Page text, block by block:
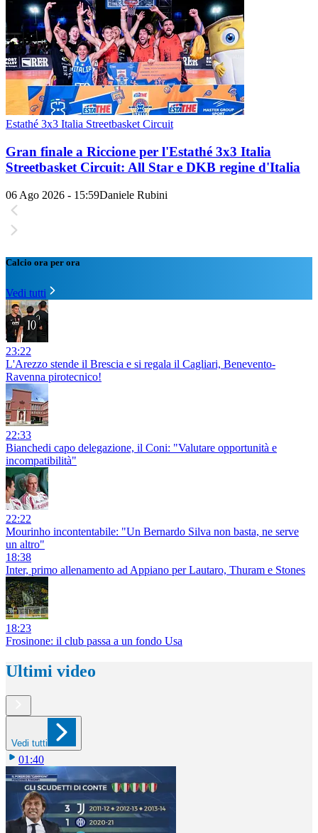
Estathé 3x3 Italia Streetbasket Circuit
Gran finale a Riccione per l'Estathé 3x3 Italia
Streetbasket Circuit: All Star e DKB regine d'Italia
06 Ago 2026 - 15:59Daniele Rubini
Calcio ora per ora
Vedi tutti
23:22
L'Arezzo stende il Brescia e si regala il Cagliari, Benevento-
Ravenna pirotecnico!
22:33
Bianchedi capo delegazione, il Coni: "Valutare opportunità e
incompatibilità"
22:22
Mourinho incontentabile: "Un Bernardo Silva non basta, ne serve
un altro"
18:38
Inter, primo allenamento ad Appiano per Lautaro, Thuram e Stones
18:23
Frosinone: il club passa a un fondo Usa
Ultimi video
Vedi tutti
01:40